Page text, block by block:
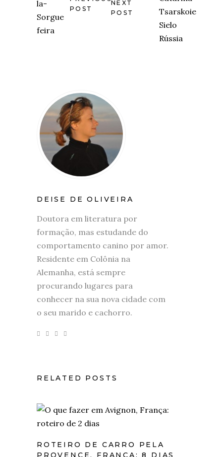
POST
NEXT
POST
DEISE DE OLIVEIRA
Doutora em literatura por
formação, mas estudande do
comportamento canino por amor.
Residente em Colônia na
Alemanha, está sempre
procurando lugares para
conhecer na sua nova cidade com
o seu marido e cachorro.
RELATED POSTS
ROTEIRO DE CARRO PELA
PROVENCE, FRANÇA: 8 DIAS